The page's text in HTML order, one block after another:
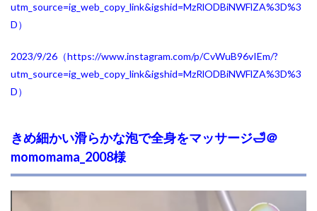
utm_source=ig_web_copy_link&igshid=MzRlODBiNWFlZA%3D%3
D）
2023/9/26（https://www.instagram.com/p/CvWuB96vIEm/?
utm_source=ig_web_copy_link&igshid=MzRlODBiNWFlZA%3D%3
D）
きめ細かい滑らかな泡で全身をマッサージ🛁＠
momomama_2008様